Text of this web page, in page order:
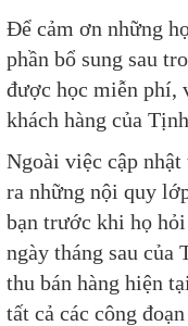
Để cảm ơn những
phần bổ sung sau
được học miễn phí,
khách hàng của
Ngoài việc cập
ra những nội quy
bạn trước khi họ
ngày tháng sau của
thu bán hàng hiện
tất cả các công